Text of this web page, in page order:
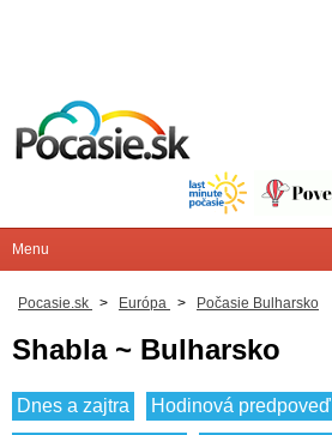
Pocasie.sk > Európa > Počasie Bulharsko
Shabla ~ Bulharsko
Dnes a zajtra
Hodinová predpoveď